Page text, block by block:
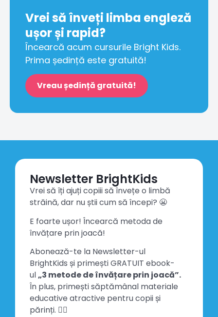
Vrei să înveți limba engleză
ușor și rapid?
Încearcă acum cursurile Bright Kids.
Prima ședință este gratuită!
Vreau ședință gratuită!
Newsletter BrightKids
Vrei să îți ajuți copiii să învețe o limbă
străină, dar nu știi cum să începi? 😬
E foarte ușor! Încearcă metoda de
învățare prin joacă!
Abonează-te la Newsletter-ul
BrightKids și primești GRATUIT ebook-
ul„3 metode de învățare prin joacă”.
În plus, primești săptămânal materiale
educative atractive pentru copii și
părinți. 👍🏻